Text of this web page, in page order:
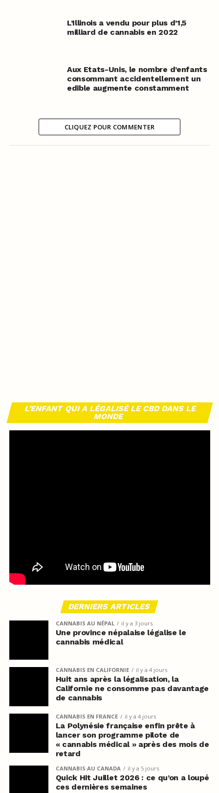
L’Illinois a vendu pour plus d’1,5
milliard de cannabis en 2022
Aux Etats-Unis, le nombre d’enfants
consommant accidentellement un
edible augmente constamment
CLIQUEZ POUR COMMENTER
L’ENFANT QUI A LÉGALISÉ LE CBD DANS LE
MONDE
DERNIERS ARTICLES
CANNABIS AU NÉPAL il y a 3 jours
Une province népalaise légalise le
cannabis médical
CANNABIS EN CALIFORNIE il y a 4 jours
Huit ans après la légalisation, la
Californie ne consomme pas davantage
de cannabis
CANNABIS EN FRANCE il y a 4 jours
La Polynésie française enfin prête à
lancer son programme pilote de
« cannabis médical » après des mois de
retard
CANNABIS AU CANADA il y a 5 jours
Quick Hit Juillet 2026 : ce qu’on a loupé
ces dernières semaines